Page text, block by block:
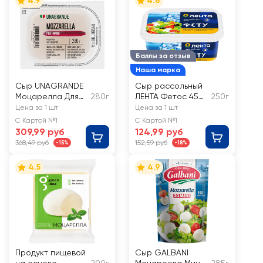
Сыр UNAGRANDE
Моцарелла Для
сэндвичей 45%,
без змж
280г
Цена за 1 шт
С Картой №1
309,99 руб
368,49 руб -15%
Баллы за отзыв
Наша марка
Сыр рассольный
ЛЕНТА Фетос 45%,
без змж
250г
Цена за 1 шт
С Картой №1
124,99 руб
152,59 руб -18%
4.5
Продукт пищевой
4.9
Сыр GALBANI